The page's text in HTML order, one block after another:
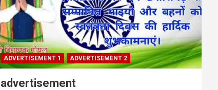
ADVERTISEMENT 1 ADVERTISEMENT 2
advertisement